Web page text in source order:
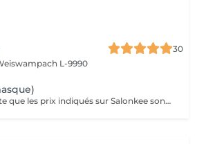
30
L-9990
Veuillez prendre note que les prix indiqués sur Salonkee sont communiqués à titre informatif et s'entendent de base. Ces derniers sont susceptibles de varier selon le diagnostic réalisé à votre arrivée au salon et l'expertise du professionnel à qui vous confiez votre beauté. Dans tous les cas, un devis précis vous sera proposé et toutes réalisations de prestations seront effectuées avec votre accord. Un grand merci d'avance pour votre compréhension. Au plaisir de vous recevoir très vite.